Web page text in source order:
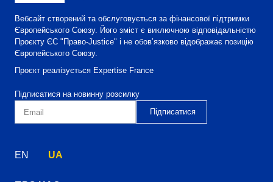
Вебсайт створений та обслуговується за фінансової підтримки
Європейського Союзу. Його зміст є виключною відповідальністю
Проєкту ЄС "Право-Justice" і не обов’язково відображає позицію
Європейського Союзу.
Проєкт реалізується Expertise France
Підписатися на новинну розсилку
EN UA